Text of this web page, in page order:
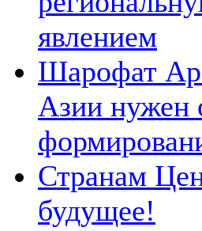
явлением
Шарофат
Азии нужен
Странам
будущее!